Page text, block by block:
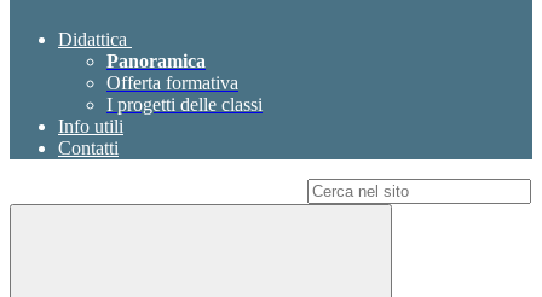
Didattica
Panoramica
Offerta formativa
I progetti delle classi
Info utili
Contatti